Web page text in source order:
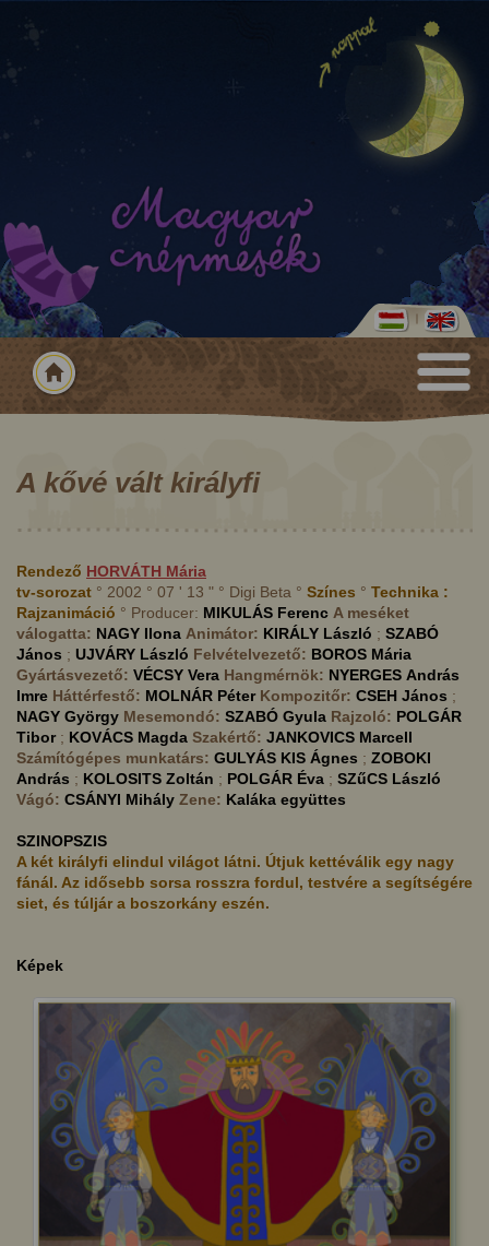
A kővé vált királyfi
Rendező HORVÁTH Mária
tv-sorozat ° 2002 ° 07 ' 13 " ° Digi Beta ° Színes ° Technika :
Rajzanimáció ° Producer: MIKULÁS Ferenc A meséket
válogatta: NAGY Ilona Animátor: KIRÁLY László ; SZABÓ
János ; UJVÁRY László Felvételvezető: BOROS Mária
Gyártásvezető: VÉCSY Vera Hangmérnök: NYERGES András
Imre Háttérfestő: MOLNÁR Péter Kompozitőr: CSEH János ;
NAGY György Mesemondó: SZABÓ Gyula Rajzoló: POLGÁR
Tibor; KOVÁCS Magda Szakértő: JANKOVICS Marcell
Számítógépes munkatárs: GULYÁS KIS Ágnes ; ZOBOKI
András ; KOLOSITS Zoltán ; POLGÁR Éva ; SZűCS László
Vágó: CSÁNYI Mihály Zene: Kaláka együttes
SZINOPSZIS
A két királyfi elindul világot látni. Útjuk kettéválik egy nagy
fánál. Az idősebb sorsa rosszra fordul, testvére a segítségére
siet, és túljár a boszorkány eszén.
Képek